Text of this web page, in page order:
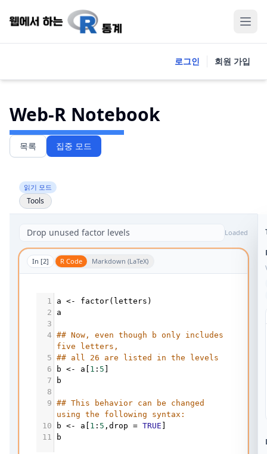
로그인 회원 가입
Web-R Notebook
목록 집중 모드
읽기 모드
Tools
Loaded
In [2] R Code Markdown (LaTeX)
1 a <- factor( letters )
2
a
3
4 ## Now, even though b only includes
5 ## all 26 are listed in the levels
6
b <- a 1 : 5
7
b
8
9 ## This behavior can be changed
using the following syntax:
10
b <- a 1 : 5 , drop = TRUE
11
b